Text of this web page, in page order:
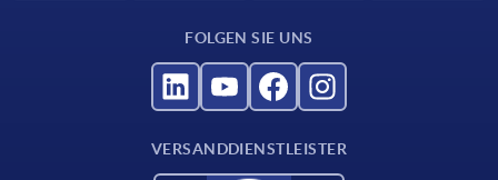
FOLGEN SIE UNS
VERSANDDIENSTLEISTER